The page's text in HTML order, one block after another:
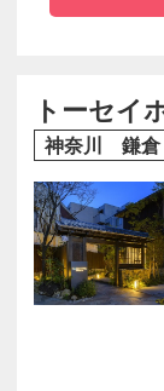
トーセイ
神奈川 鎌倉